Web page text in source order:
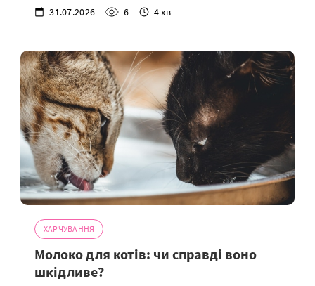
31.07.2026 6 4 хв
ХАРЧУВАННЯ
Молоко для котів: чи справді воно
шкідливе?